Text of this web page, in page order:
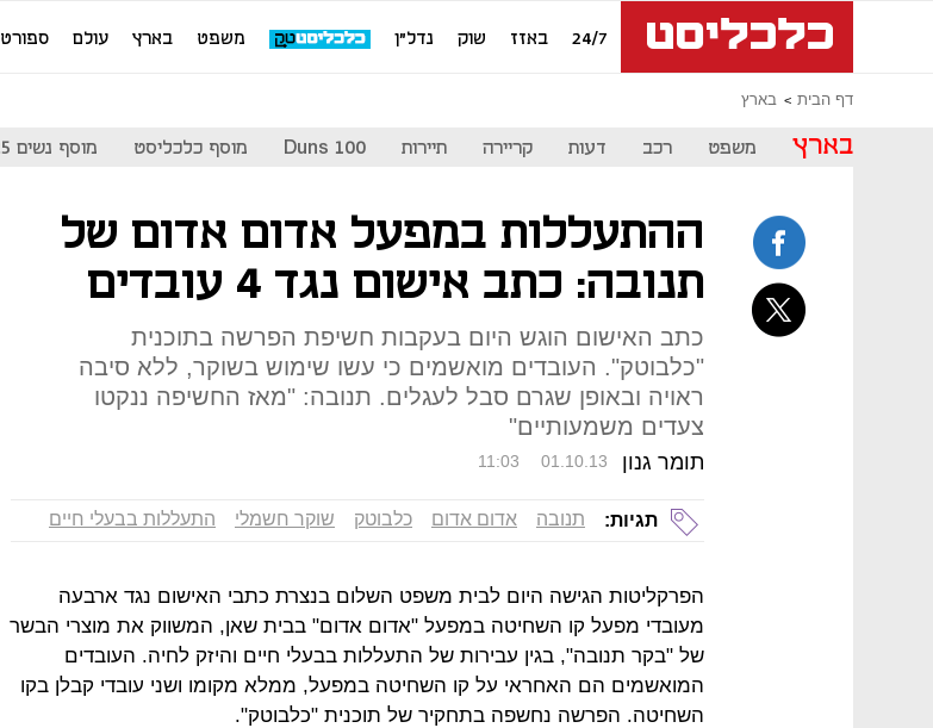
24/7 באזז שוק נדל"ן משפט בארץ עולם ספורט
דף הבית בארץ
בארץ משפט רכב דעות קריירה תיירות Duns 100 מוסף כלכליסט מוסף נשים 2025
ההתעללות במפעל אדום אדום של
תנובה: כתב אישום נגד 4 עובדים
כתב האישום הוגש היום בעקבות חשיפת הפרשה בתוכנית
"כלבוטק". העובדים מואשמים כי עשו שימוש בשוקר, ללא סיבה
ראויה ובאופן שגרם סבל לעגלים. תנובה: "מאז החשיפה ננקטו
צעדים משמעותיים"
תומר גנון 11:03 01.10.13
תגיות: תנובה אדום אדום כלבוטק שוקר חשמלי התעללות בבעלי חיים
הפרקליטות הגישה היום לבית משפט השלום בנצרת כתבי האישום נגד ארבעה
מעובדי מפעל קו השחיטה במפעל "אדום אדום" בבית שאן, המשווק את מוצרי הבשר
של "בקר תנובה", בגין עבירות של התעללות בבעלי חיים והיזק לחיה. העובדים
המואשמים הם האחראי על קו השחיטה במפעל, ממלא מקומו ושני עובדי קבלן בקו
השחיטה. הפרשה נחשפה בתחקיר של תוכנית "כלבוטק".